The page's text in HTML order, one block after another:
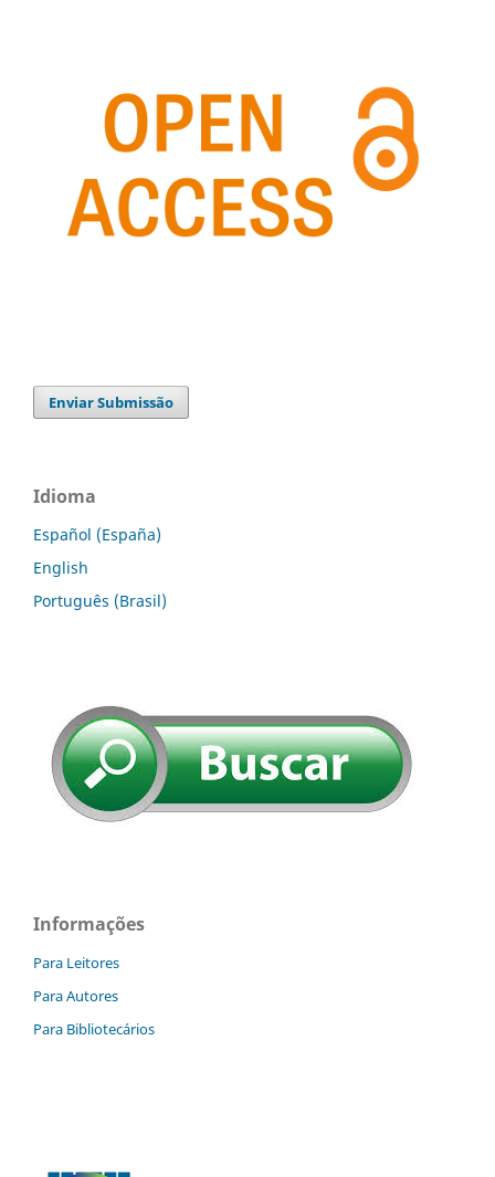
Enviar Submissão
Idioma
Español (España)
English
Português (Brasil)
Informações
Para Leitores
Para Autores
Para Bibliotecários